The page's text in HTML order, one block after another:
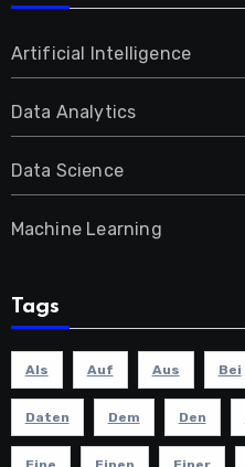
Artificial Intelligence
Data Analytics
Data Science
Machine Learning
Tags
Als Auf Aus Bei
Daten Dem Den